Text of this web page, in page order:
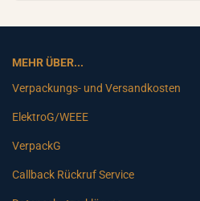
MEHR ÜBER...
Verpackungs- und Versandkosten
ElektroG/WEEE
VerpackG
Callback Rückruf Service